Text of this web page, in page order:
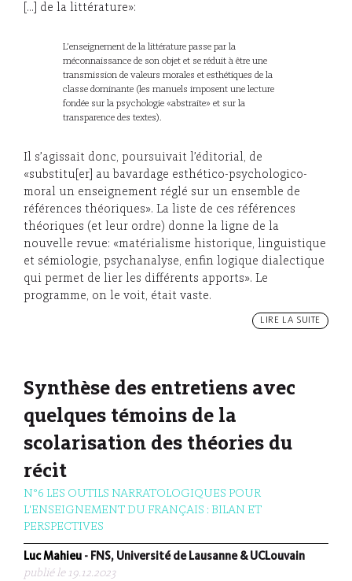
[…] de la littérature»:
L’enseignement de la littérature passe par la
méconnaissance de son objet et se réduit à être une
transmission de valeurs morales et esthétiques de la
classe dominante (les manuels imposent une lecture
fondée sur la psychologie «abstraite» et sur la
transparence des textes).
Il s’agissait donc, poursuivait l’éditorial, de
«substitu[er] au bavardage esthético-psychologico-
moral un enseignement réglé sur un ensemble de
références théoriques». La liste de ces références
théoriques (et leur ordre) donne la ligne de la
nouvelle revue: «matérialisme historique, linguistique
et sémiologie, psychanalyse, enfin logique dialectique
qui permet de lier les différents apports». Le
programme, on le voit, était vaste.
LIRE LA SUITE
Synthèse des entretiens avec
quelques témoins de la
scolarisation des théories du
récit
N°6 LES OUTILS NARRATOLOGIQUES POUR
L'ENSEIGNEMENT DU FRANÇAIS : BILAN ET
PERSPECTIVES
Luc Mahieu - FNS, Université de Lausanne & UCLouvain
publié le 19.12.2023